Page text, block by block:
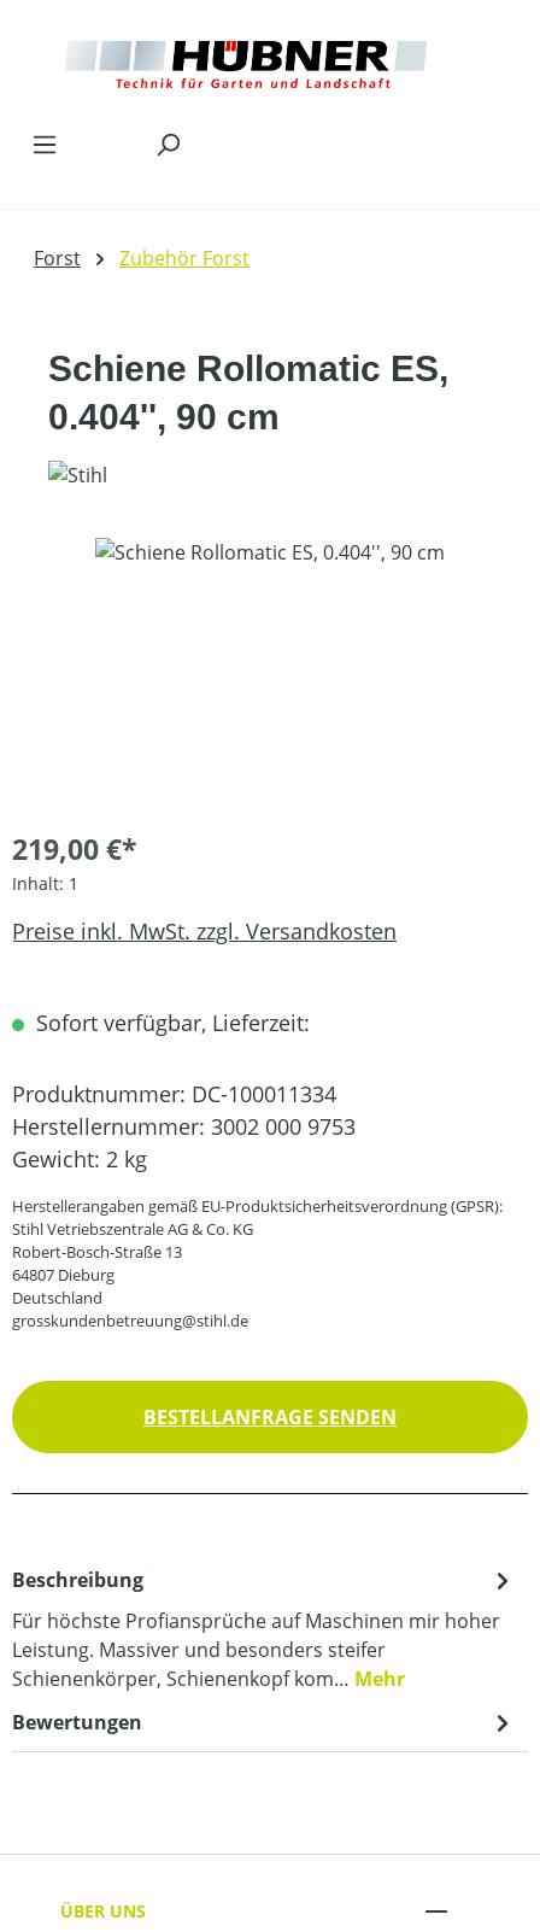
Forst Zubehör Forst
Schiene Rollomatic ES,
0.404'', 90 cm
Bildergalerie überspringen
219,00 €*
Inhalt: 1
Preise inkl. MwSt. zzgl. Versandkosten
Sofort verfügbar, Lieferzeit:
Produktnummer: DC-100011334
Herstellernummer: 3002 000 9753
Gewicht: 2 kg
Herstellerangaben gemäß EU-Produktsicherheitsverordnung (GPSR):
Stihl Vetriebszentrale AG & Co. KG
Robert-Bosch-Straße 13
64807 Dieburg
Deutschland
grosskundenbetreuung@stihl.de
BESTELLANFRAGE SENDEN
Beschreibung
Für höchste Profiansprüche auf Maschinen mir hoher
Leistung. Massiver und besonders steifer
Schienenkörper, Schienenkopf kom… Mehr
Bewertungen
ÜBER UNS